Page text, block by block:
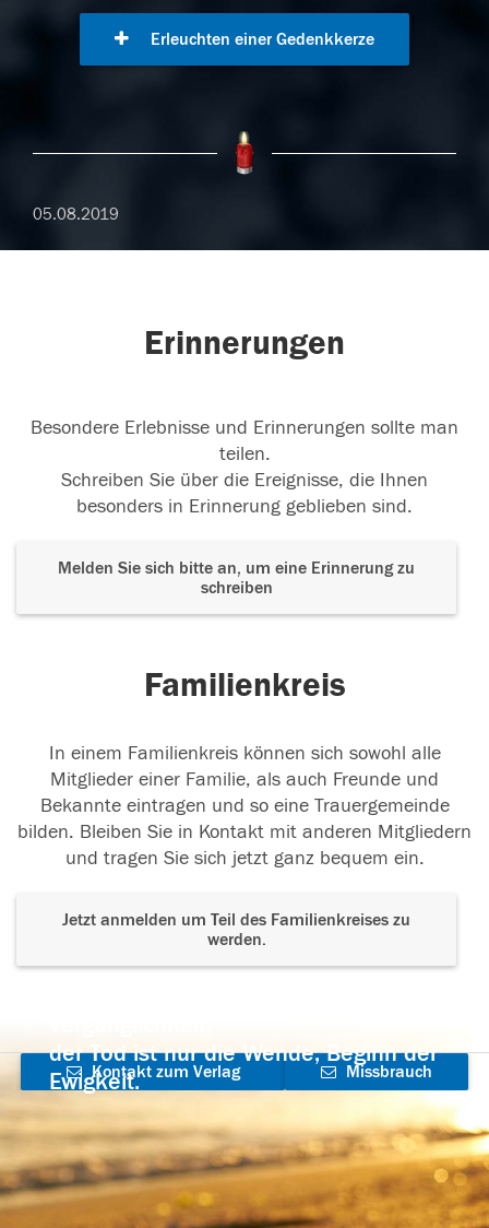
Erleuchten einer Gedenkkerze
05.08.2019
Erinnerungen
Besondere Erlebnisse und Erinnerungen sollte man
teilen.
Schreiben Sie über die Ereignisse, die Ihnen
besonders in Erinnerung geblieben sind.
Melden Sie sich bitte an, um eine Erinnerung zu
schreiben
Familienkreis
In einem Familienkreis können sich sowohl alle
Mitglieder einer Familie, als auch Freunde und
Bekannte eintragen und so eine Trauergemeinde
bilden. Bleiben Sie in Kontakt mit anderen Mitgliedern
und tragen Sie sich jetzt ganz bequem ein.
Jetzt anmelden um Teil des Familienkreises zu
werden.
der Tod ist nur die Wende, Beginn der
Ewigkeit.
Kontakt zum Verlag
aufnehmen
Missbrauch